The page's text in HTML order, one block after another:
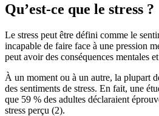
Qu’est-ce que le stress ?
Le stress peut être défini comme le
incapable de faire face à une pression
peut avoir des conséquences mentales
À un moment ou à un autre, la plupart
des sentiments de stress. En fait, une
que 59 % des adultes déclaraient
stress perçu (2).